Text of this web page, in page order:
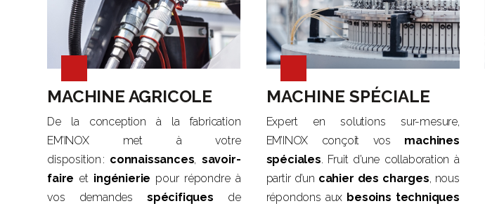
MACHINE AGRICOLE
De la conception à la fabrication
EM’INOX met à votre
disposition : connaissances, savoir-
faire et ingénierie pour répondre à
vos demandes spécifiques de
MACHINE SPÉCIALE
Expert en solutions sur-mesure,
EM’INOX conçoit vos machines
spéciales. Fruit d’une collaboration à
partir d’un cahier des charges, nous
répondons aux besoins techniques